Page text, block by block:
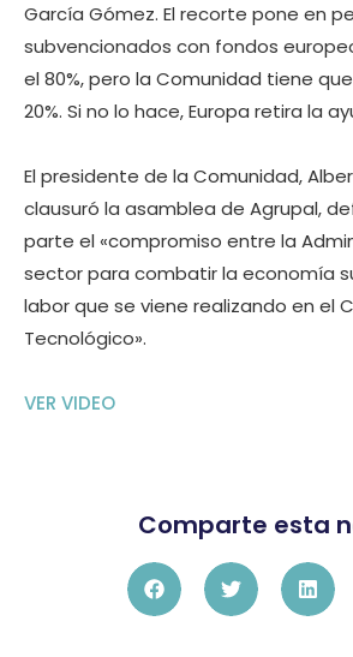
García Gómez. El recorte pone en
subvencionados con fondos
el 80%, pero la Comunidad tiene
20%. Si no lo hace, Europa retira la
El presidente de la Comunidad,
clausuró la asamblea de Agrupal,
parte el «compromiso entre la
sector para combatir la economía
labor que se viene realizando en el
Tecnológico».
VER VIDEO
Comparte esta